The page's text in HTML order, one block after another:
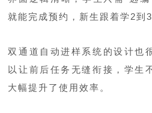
就能完成预约，新生跟着学2到
双通道自动进样系统的设计也
以让前后任务无缝衔接，学生
大幅提升了使用效率。